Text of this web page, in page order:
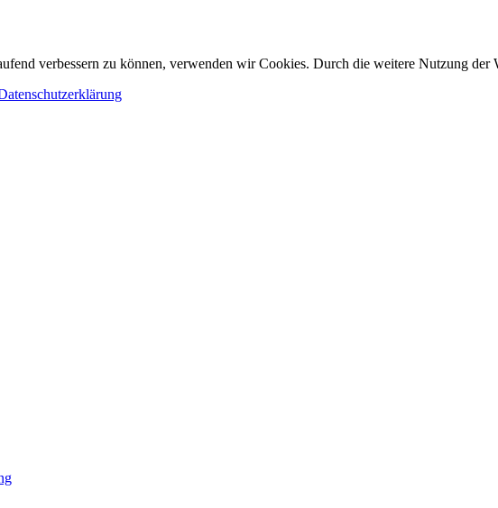
verbessern zu können, verwenden wir Cookies. Durch die weitere Nutzung der